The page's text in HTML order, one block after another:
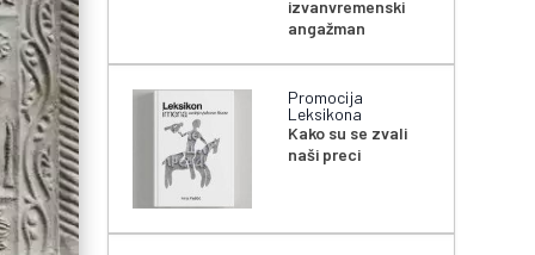
izvanvremenski
angažman
Promocija
Leksikona
Kako su se zvali
naši preci